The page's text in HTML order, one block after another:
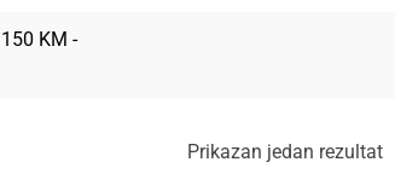
KM -
Prikazan jedan rezultat